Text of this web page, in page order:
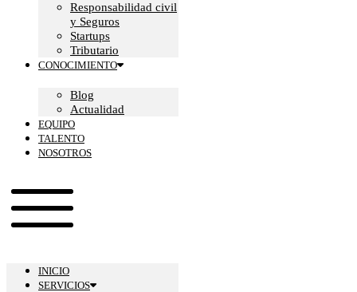
Responsabilidad civil
y Seguros
Startups
Tributario
CONOCIMIENTO
Blog
Actualidad
EQUIPO
TALENTO
NOSOTROS
INICIO
SERVICIOS